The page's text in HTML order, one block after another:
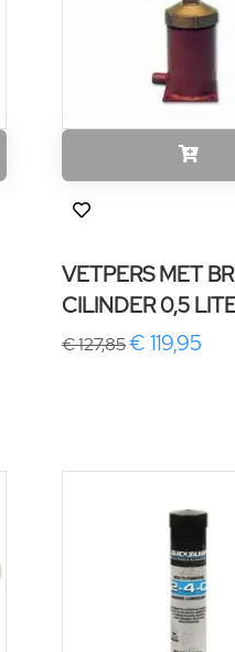
VETPERS MET
CILINDER 0,5
€ 127,85€ 119,95